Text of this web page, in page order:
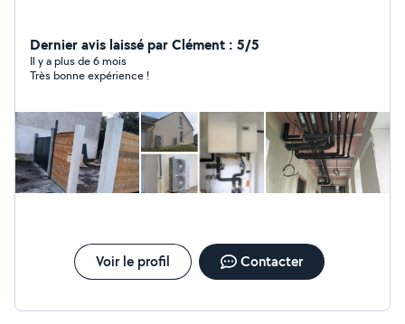
Dernier avis laissé par Clément : 5/5
Il y a plus de 6 mois
Très bonne expérience !
Voir le profil Contacter